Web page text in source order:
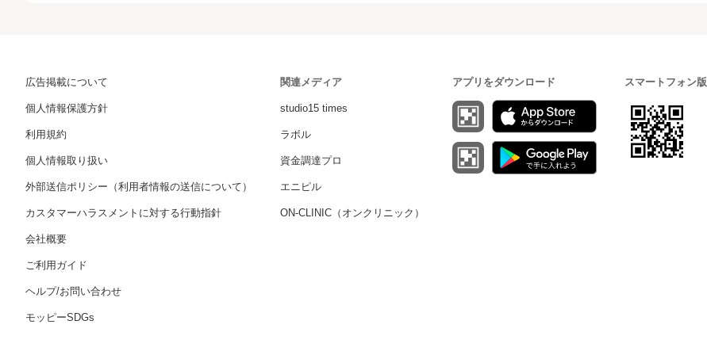
広告掲載について
個人情報保護方針
利用規約
個人情報取り扱い
外部送信ポリシー（利用者情報の送信について）
カスタマーハラスメントに対する行動指針
会社概要
ご利用ガイド
ヘルプ/お問い合わせ
モッピーSDGs
関連メディア
studio15 times
ラボル
資金調達プロ
エニピル
ON-CLINIC（オンクリニック）
アプリをダウンロード スマートフォン版